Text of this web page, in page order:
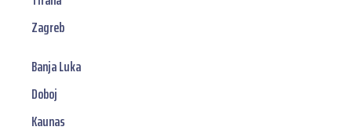
Zagreb
Banja Luka
Doboj
Kaunas